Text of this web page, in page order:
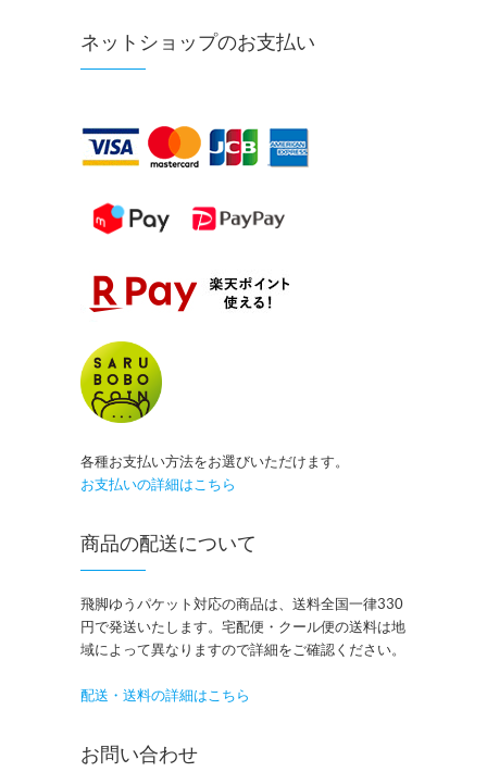
ネットショップのお支払い
各種お支払い方法をお選びいただけます。
お支払いの詳細はこちら
商品の配送について
飛脚ゆうパケット対応の商品は、送料全国一律330
円で発送いたします。宅配便・クール便の送料は地
域によって異なりますので詳細をご確認ください。
配送・送料の詳細はこちら
お問い合わせ